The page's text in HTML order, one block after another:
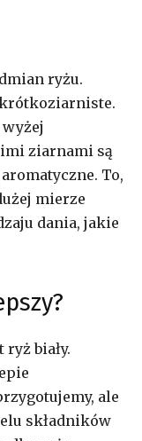
ryżu.
krótkoziarniste.
ziarnami są
To,
mierze
dania, jakie
biały.
ale
składników